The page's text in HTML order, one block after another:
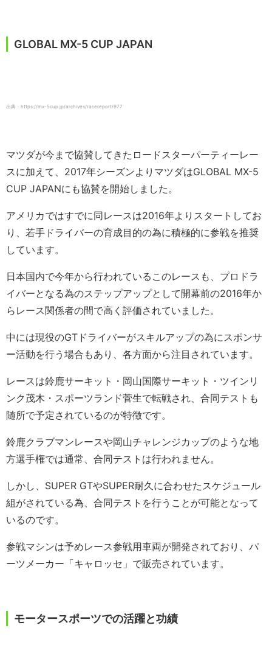
GLOBAL MX-5 CUP JAPAN
出典：https://mx-5cup.jp/archives/racereport/977
マツダが今まで協賛してきたロードスターパーティーレー
スに加えて、2017年シーズンよりマツダはGLOBAL MX-5
CUP JAPANにも協賛を開始しました。
アメリカではすでに同レースは2016年よりスタートしてお
り、若手ドライバーの育成目的の為に積極的に参戦を推奨
しています。
日本国内で今年から行われているこのレースも、プロドラ
イバーとなる為のステップアップとして開幕前の2016年か
らレース関係者の間で高く評価されていました。
中には現役のGTドライバーがスキルアップの為にスポンサ
ー活動を行う場合もあり、各方面から注目されています。
レースは鈴鹿サーキット・岡山国際サーキット・ツインリ
ンク茂木・スポーツランド菅生で転戦され、合同テストも
随所で予定されているのが特徴です。
鈴鹿クラブマンレースや岡山チャレンジカップのような地
方選手権では通常、合同テストは行われません。
しかし、SUPER GTやSUPER耐久に合わせたスケジュール
組がされている為、合同テストを行うことが可能となって
いるのです。
参戦マシンは予めレース参戦用車両が開発されており、パ
ーツメーカー「キャロッセ」で販売されています。
モータースポーツでの活躍と功績